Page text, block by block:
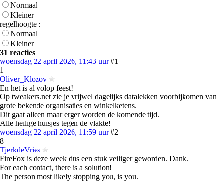
Normaal
Kleiner
regelhoogte :
Normaal
Kleiner
31 reacties
woensdag 22 april 2026, 11:43 uur #1
1
Oliver_Klozov
En het is al volop feest!
Op tweakers.net zie je vrijwel dagelijks datalekken voorbijkomen van
grote bekende organisaties en winkelketens.
Dit gaat alleen maar erger worden de komende tijd.
Alle heilige huisjes tegen de vlakte!
woensdag 22 april 2026, 11:59 uur #2
8
TjerkdeVries
FireFox is deze week dus een stuk veiliger geworden. Dank.
For each contact, there is a solution!
The person most likely stopping you, is you.